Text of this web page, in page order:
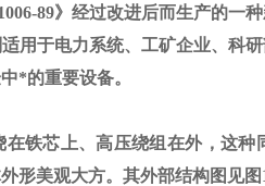
89》经过改进后而生产的一
用于电力系统、工矿企业、科
*的重要设备。
铁芯上、高压绕组在外，这
形美观大方。其外部结构图见图